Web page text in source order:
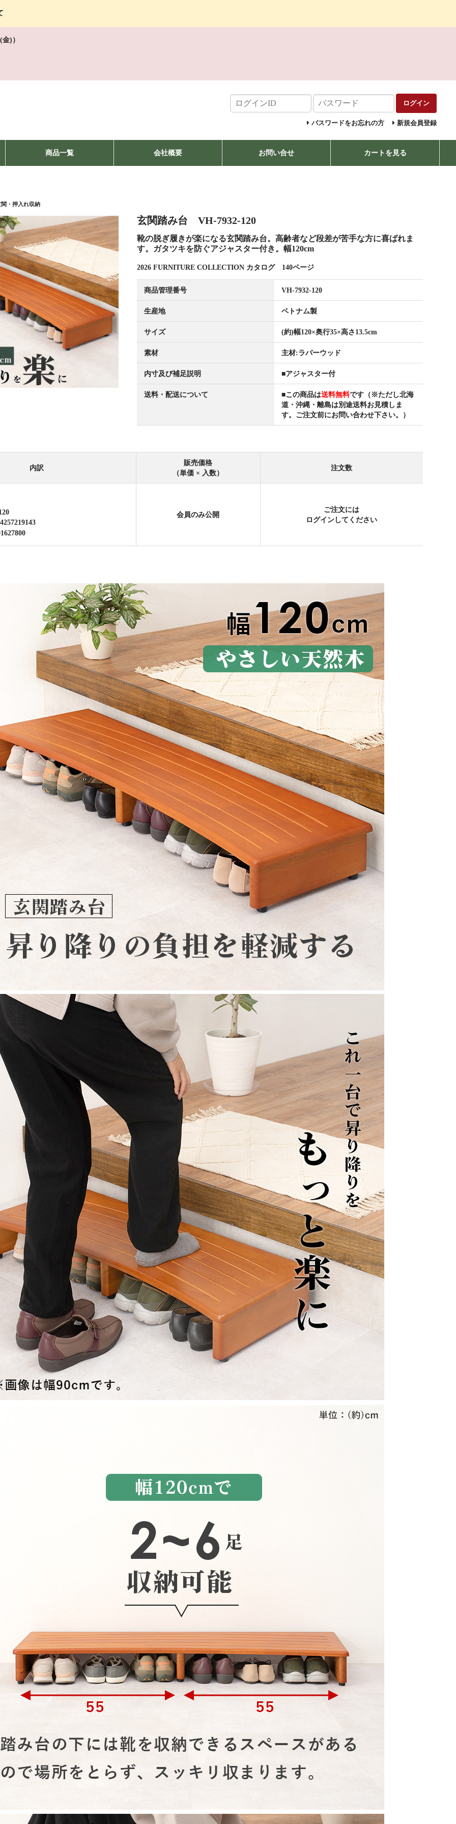
)）
ログイン
パスワードをお忘れの方 新規会員登録
商品一覧 会社概要 お問い合せ カートを見る
関・押入れ収納
玄関踏み台 VH-7932-120
靴の脱ぎ履きが楽になる玄関踏み台。高齢者など段差が苦手な方に喜ばれま
す。ガタツキを防ぐアジャスター付き。幅120cm
2026 FURNITURE COLLECTION カタログ 140ページ
商品管理番号 VH-7932-120
生産地 ベトナム製
サイズ (約)幅120×奥行35×高さ13.5cm
素材 主材:ラバーウッド
内寸及び補足説明 ■アジャスター付
送料・配送について ■この商品は送料無料です（※ただし北海
道・沖縄・離島は別途送料お見積しま
す。ご注文前にお問い合わせ下さい。）
内訳
販売価格
（単価 × 入数）
注文数
会員のみ公開
ご注文には
ログインしてください